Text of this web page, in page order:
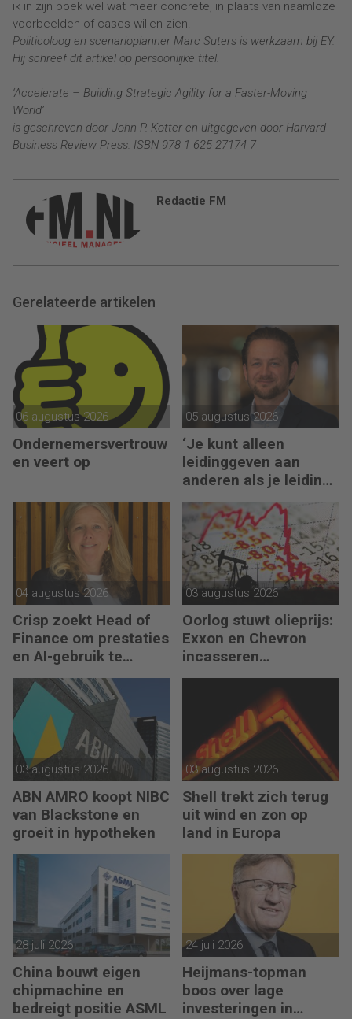
ik in zijn boek wel wat meer concrete, in plaats van naamloze
voorbeelden of cases willen zien.
Politicoloog en scenarioplanner Marc Suters is werkzaam bij EY.
Hij schreef dit artikel op persoonlijke titel.
‘Accelerate – Building Strategic Agility for a Faster-Moving
World’
is geschreven door John P. Kotter en uitgegeven door Harvard
Business Review Press. ISBN 978 1 625 27174 7
Redactie FM
Gerelateerde artikelen
06 augustus 2026
Ondernemersvertrouw
en veert op
05 augustus 2026
‘Je kunt alleen
leidinggeven aan
anderen als je leiding
kunt geven aan jezelf’
04 augustus 2026
Crisp zoekt Head of
Finance om prestaties
en AI-gebruik te
versnellen
03 augustus 2026
Oorlog stuwt olieprijs:
Exxon en Chevron
incasseren
miljardenwinsten
03 augustus 2026
ABN AMRO koopt NIBC
van Blackstone en
groeit in hypotheken
03 augustus 2026
Shell trekt zich terug
uit wind en zon op
land in Europa
28 juli 2026
China bouwt eigen
chipmachine en
bedreigt positie ASML
24 juli 2026
Heijmans-topman
boos over lage
investeringen in